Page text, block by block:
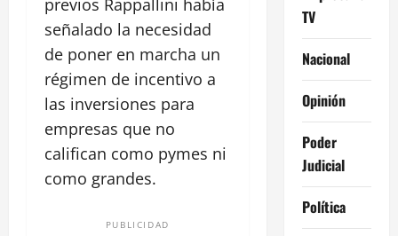
señalado la necesidad
de poner en marcha un
régimen de incentivo a
las inversiones para
empresas que no
califican como pymes ni
como grandes.
PUBLICIDAD
TV
Nacional
Opinión
Poder
Judicial
Política